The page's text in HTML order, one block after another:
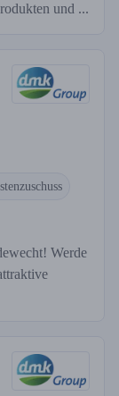
und ...
Werde